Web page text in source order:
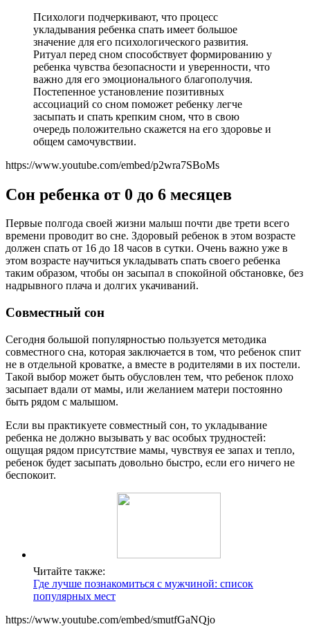
Психологи подчеркивают, что процесс
укладывания ребенка спать имеет большое
значение для его психологического развития.
Ритуал перед сном способствует формированию у
ребенка чувства безопасности и уверенности, что
важно для его эмоционального благополучия.
Постепенное установление позитивных
ассоциаций со сном поможет ребенку легче
засыпать и спать крепким сном, что в свою
очередь положительно скажется на его здоровье и
общем самочувствии.
https://www.youtube.com/embed/p2wra7SBoMs
Сон ребенка от 0 до 6 месяцев
Первые полгода своей жизни малыш почти две трети всего
времени проводит во сне. Здоровый ребенок в этом возрасте
должен спать от 16 до 18 часов в сутки. Очень важно уже в
этом возрасте научиться укладывать спать своего ребенка
таким образом, чтобы он засыпал в спокойной обстановке, без
надрывного плача и долгих укачиваний.
Совместный сон
Сегодня большой популярностью пользуется методика
совместного сна, которая заключается в том, что ребенок спит
не в отдельной кроватке, а вместе в родителями в их постели.
Такой выбор может быть обусловлен тем, что ребенок плохо
засыпает вдали от мамы, или желанием матери постоянно
быть рядом с малышом.
Если вы практикуете совместный сон, то укладывание
ребенка не должно вызывать у вас особых трудностей:
ощущая рядом присутствие мамы, чувствуя ее запах и тепло,
ребенок будет засыпать довольно быстро, если его ничего не
беспокоит.
Читайте также:
Где лучше познакомиться с мужчиной: список
популярных мест
https://www.youtube.com/embed/smutfGaNQjo